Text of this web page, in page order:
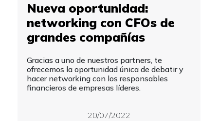
Nueva oportunidad:
networking con CFOs de
grandes compañías
Gracias a uno de nuestros partners, te
ofrecemos la oportunidad única de debatir y
hacer networking con los responsables
financieros de empresas líderes.
20/07/2022